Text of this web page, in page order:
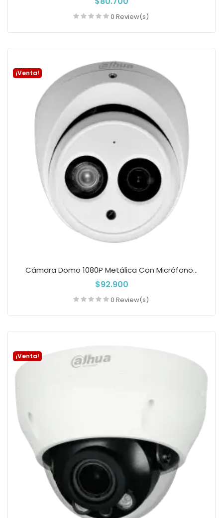
0 Review(s)
¡Venta!
Cámara Domo 1080P Metálica Con Micrófono...
$92.900
0 Review(s)
¡Venta!